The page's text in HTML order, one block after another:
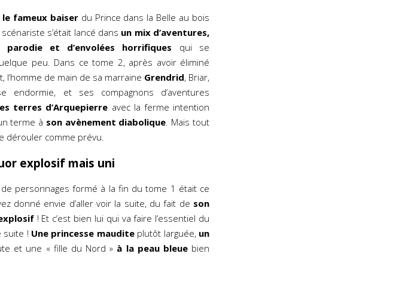
le fameux baiserdu Prince dans la Belle au bois
s’était lancé dans un mix d’aventures,
parodie et d’envolées horrifiques qui se
peu. Dans ce tome 2, après avoir éliminé
l’homme de main de sa marraine Grendrid, Briar,
endormie, et ses compagnons d’aventures
terres d’Arquepierre avec la ferme intention
terme à son avènement diabolique. Mais tout
dérouler comme prévu.
explosif mais uni
personnages formé à la fin du tome 1 était ce
donné envie d’aller voir la suite, du fait de son
! Et c’est bien lui qui va faire l’essentiel du
suite ! Une princesse mauditeplutôt larguée, un
et une « fille du Nord » à la peau bleuebien